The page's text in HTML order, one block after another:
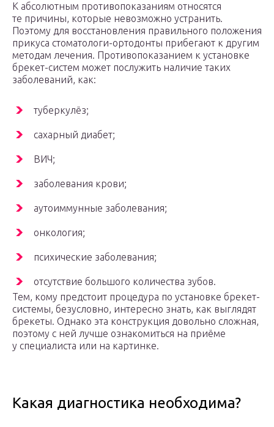
К абсолютным противопоказаниям относятся
те причины, которые невозможно устранить.
Поэтому для восстановления правильного положения
прикуса стоматологи-ортодонты прибегают к другим
методам лечения. Противопоказанием к установке
брекет-систем может послужить наличие таких
заболеваний, как:
туберкулёз;
сахарный диабет;
ВИЧ;
заболевания крови;
аутоиммунные заболевания;
онкология;
психические заболевания;
отсутствие большого количества зубов.
Тем, кому предстоит процедура по установке брекет-
системы, безусловно, интересно знать, как выглядят
брекеты. Однако эта конструкция довольно сложная,
поэтому с ней лучше ознакомиться на приёме
у специалиста или на картинке.
Какая диагностика необходима?